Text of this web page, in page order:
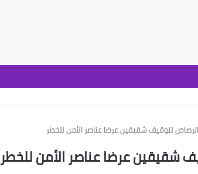
لتوقيف شقيقين عرضا عناصر الأمن للخطر
شقيقين عرضا عناصر الأمن للخطر